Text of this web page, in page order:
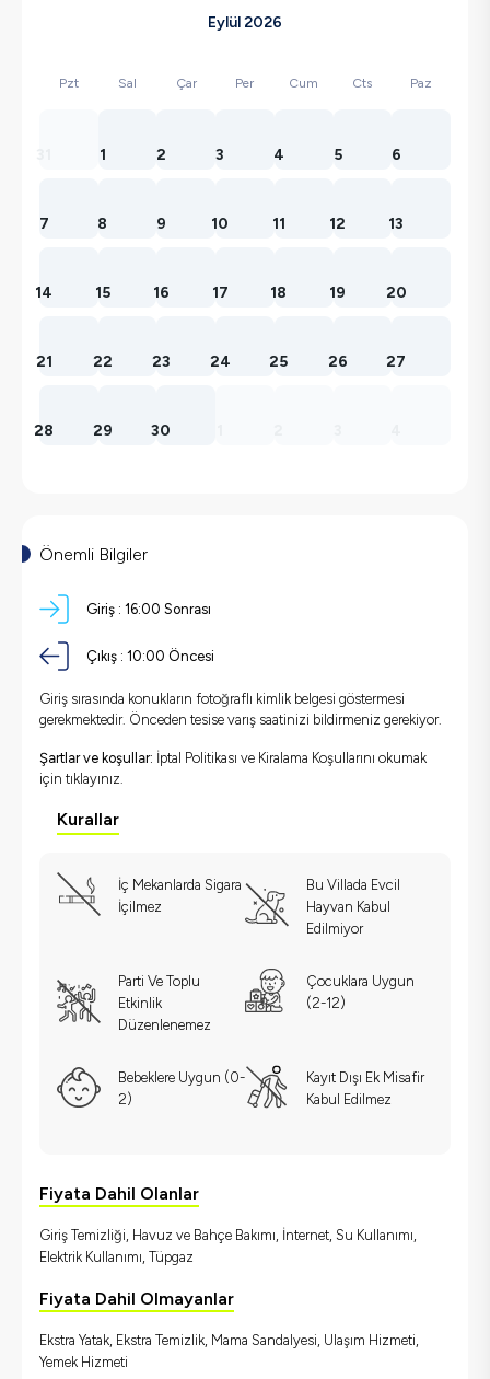
Eylül 2026
Pzt Sal Çar Per Cum Cts Paz
1 2 3 4 5 6
7 8 9 10 11 12 13
14 15 16 17 18 19 20
21 22 23 24 25 26 27
28 29 30
Önemli Bilgiler
Giriş : 16:00 Sonrası
Çıkış : 10:00 Öncesi
Giriş sırasında konukların fotoğraflı kimlik belgesi göstermesi
gerekmektedir. Önceden tesise varış saatinizi bildirmeniz gerekiyor.
Şartlar ve koşullar: İptal Politikası ve Kiralama Koşullarını okumak
için tıklayınız.
Kurallar
İç Mekanlarda Sigara
İçilmez
Bu Villada Evcil
Hayvan Kabul
Edilmiyor
Parti Ve Toplu
Etkinlik
Düzenlenemez
Çocuklara Uygun
(2-12)
Bebeklere Uygun (0-
2)
Kayıt Dışı Ek Misafir
Kabul Edilmez
Fiyata Dahil Olanlar
Giriş Temizliği, Havuz ve Bahçe Bakımı, İnternet, Su Kullanımı,
Elektrik Kullanımı, Tüpgaz
Fiyata Dahil Olmayanlar
Ekstra Yatak, Ekstra Temizlik, Mama Sandalyesi, Ulaşım Hizmeti,
Yemek Hizmeti